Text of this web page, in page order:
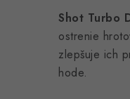
Shot Turbo
ostrenie
zlepšuje ich
hode.